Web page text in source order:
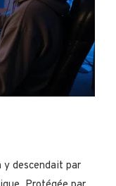
y descendait par